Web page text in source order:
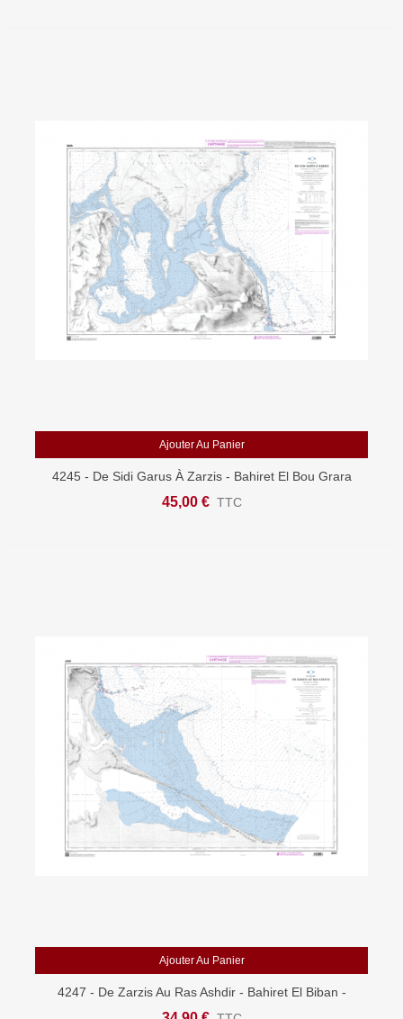
Ajouter Au Panier
4245 - De Sidi Garus À Zarzis - Bahiret El Bou Grara
45,00 € TTC
Ajouter Au Panier
4247 - De Zarzis Au Ras Ashdir - Bahiret El Biban -
Carte Marine Shom Papier